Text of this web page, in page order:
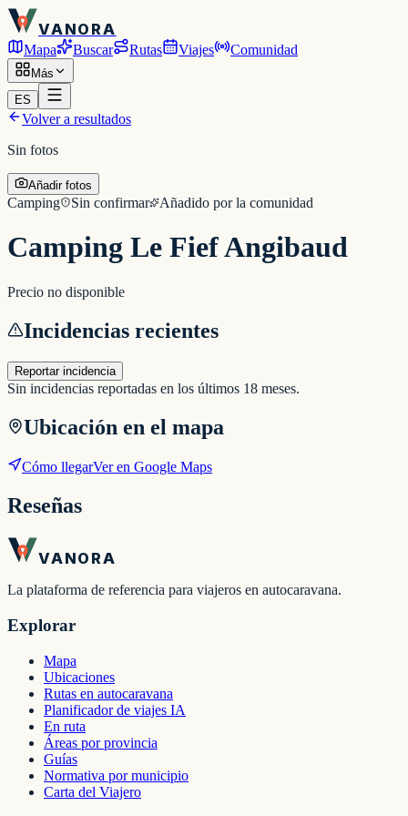
VANORA
Mapa Buscar Rutas Viajes Comunidad
Más
ES
Volver a resultados
Sin fotos
Añadir fotos
Camping Sin confirmar Añadido por la comunidad
Camping Le Fief Angibaud
Precio no disponible
Incidencias recientes
Reportar incidencia
Sin incidencias reportadas en los últimos 18 meses.
Ubicación en el mapa
Cómo llegarVer en Google Maps
Reseñas
VANORA
La plataforma de referencia para viajeros en autocaravana.
Explorar
Mapa
Ubicaciones
Rutas en autocaravana
Planificador de viajes IA
En ruta
Áreas por provincia
Guías
Normativa por municipio
Carta del Viajero